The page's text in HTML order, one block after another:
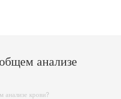
анализе
анализе крови?